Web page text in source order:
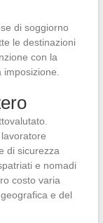
di soggiorno
le destinazioni
con la
di sicurezza
e nomadi
costo varia
e del